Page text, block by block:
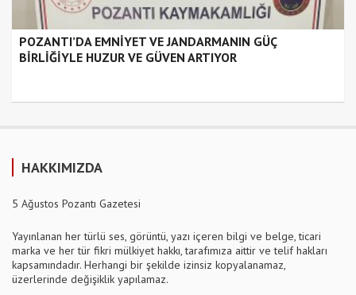
POZANTI’DA EMNİYET VE JANDARMANIN GÜÇ
BİRLİĞİYLE HUZUR VE GÜVEN ARTIYOR
HAKKIMIZDA
5 Ağustos Pozantı Gazetesi
Yayınlanan her türlü ses, görüntü, yazı içeren bilgi ve belge, ticari
marka ve her tür fikri mülkiyet hakkı, tarafımıza aittir ve telif hakları
kapsamındadır. Herhangi bir şekilde izinsiz kopyalanamaz,
üzerlerinde değişiklik yapılamaz.